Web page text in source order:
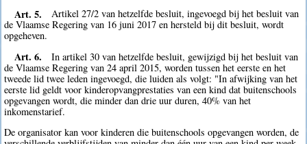
Art. 5.
Artikel 27/2 van hetzelfde besluit, ingevoegd bij het besluit van
de Vlaamse Regering van 16 juni 2017 en hersteld bij dit besluit, wordt
opgeheven.
Art. 6.
In artikel 30 van hetzelfde besluit, gewijzigd bij het besluit van
de Vlaamse Regering van 24 april 2015, worden tussen het eerste en het
tweede lid twee leden ingevoegd, die luiden als volgt: "In afwijking van het
eerste lid geldt voor kinderopvangprestaties van een kind dat buitenschools
opgevangen wordt, die minder dan drie uur duren, 40% van het
inkomenstarief.
De organisator kan voor kinderen die buitenschools opgevangen worden, de